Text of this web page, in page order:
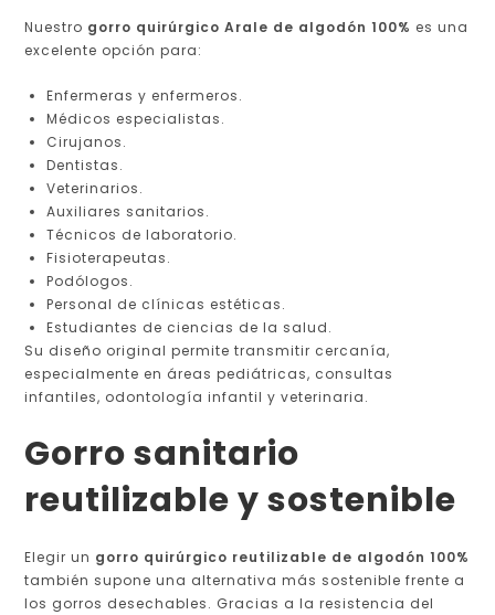
Nuestro gorro quirúrgico Arale de algodón 100% es una
excelente opción para:
Enfermeras y enfermeros.
Médicos especialistas.
Cirujanos.
Dentistas.
Veterinarios.
Auxiliares sanitarios.
Técnicos de laboratorio.
Fisioterapeutas.
Podólogos.
Personal de clínicas estéticas.
Estudiantes de ciencias de la salud.
Su diseño original permite transmitir cercanía,
especialmente en áreas pediátricas, consultas
infantiles, odontología infantil y veterinaria.
Gorro sanitario
reutilizable y sostenible
Elegir un gorro quirúrgico reutilizable de algodón 100%
también supone una alternativa más sostenible frente a
los gorros desechables. Gracias a la resistencia del